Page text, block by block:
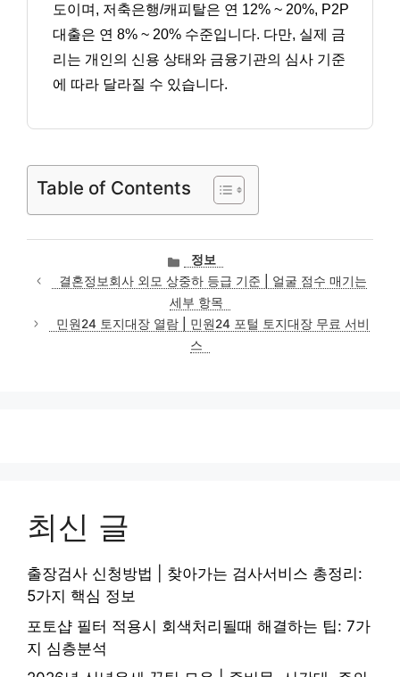
도이며, 저축은행/캐피탈은 연 12% ~ 20%, P2P
대출은 연 8% ~ 20% 수준입니다. 다만, 실제 금
리는 개인의 신용 상태와 금융기관의 심사 기준
에 따라 달라질 수 있습니다.
Table of Contents
카
테
고
리
정보
결혼정보회사 외모 상중하 등급 기준 | 얼굴 점수 매기는
세부 항목
민원24 토지대장 열람 | 민원24 포털 토지대장 무료 서비
스
최신 글
출장검사 신청방법 | 찾아가는 검사서비스 총정리:
5가지 핵심 정보
포토샵 필터 적용시 회색처리될때 해결하는 팁: 7가
지 심층분석